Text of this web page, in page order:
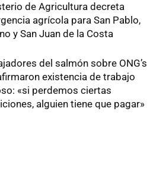
de Agricultura decreta
agrícola para San Pablo,
y San Juan de la Costa
del salmón sobre ONG’s
existencia de trabajo
«si perdemos ciertas
alguien tiene que pagar»